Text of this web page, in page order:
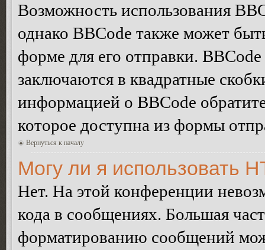
Возможность использования
однако BBCode также может
форме для его отправки.
заключаются в квадратные
информацией о BBCode
которое доступна из формы
Вернуться к началу
Могу ли я использовать
Нет. На этой конференции
кода в сообщениях. Большая
форматированию сообщений